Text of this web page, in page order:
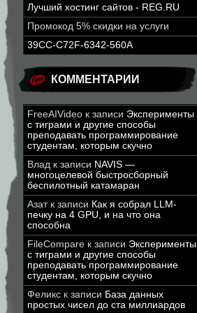
Лучший хостинг сайтов - REG.RU
Промокод 5% скидки на услуги
39CC-C72F-6342-560A
КОММЕНТАРИИ
FreeAIVideo к записи Эксперименты
с тиграми и другие способы
преподавать программирование
студентам, которым скучно
Влад к записи NAVIS —
многоцелевой быстросборный
беспилотный катамаран
Азатк записи Как я собрал LLM-
печку на 4 GPU, и на что она
способна
FileCompare к записи Эксперименты
с тиграми и другие способы
преподавать программирование
студентам, которым скучно
Феликс к записи База данных
простых чисел до ста миллиардов